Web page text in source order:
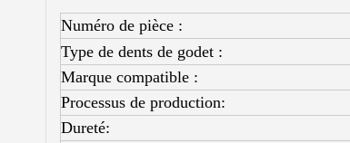
Numéro de pièce :
Type de dents de godet :
Marque compatible :
Processus de production:
Dureté: